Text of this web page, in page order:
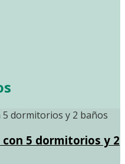
5 dormitorios y 2